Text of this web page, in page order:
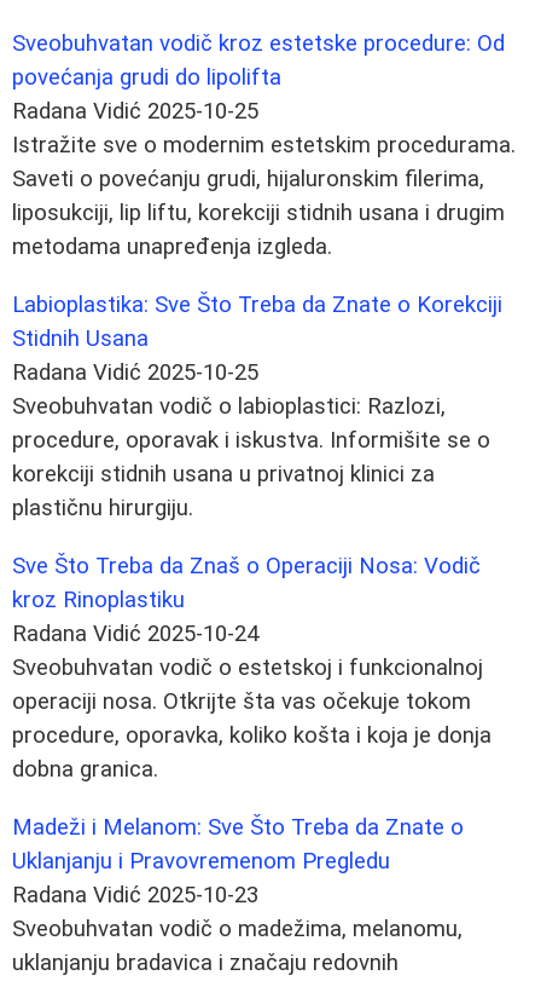
Sveobuhvatan vodič kroz estetske procedure: Od
povećanja grudi do lipolifta
Radana Vidić 2025-10-25
Istražite sve o modernim estetskim procedurama.
Saveti o povećanju grudi, hijaluronskim filerima,
liposukciji, lip liftu, korekciji stidnih usana i drugim
metodama unapređenja izgleda.
Labioplastika: Sve Što Treba da Znate o Korekciji
Stidnih Usana
Radana Vidić 2025-10-25
Sveobuhvatan vodič o labioplastici: Razlozi,
procedure, oporavak i iskustva. Informišite se o
korekciji stidnih usana u privatnoj klinici za
plastičnu hirurgiju.
Sve Što Treba da Znaš o Operaciji Nosa: Vodič
kroz Rinoplastiku
Radana Vidić 2025-10-24
Sveobuhvatan vodič o estetskoj i funkcionalnoj
operaciji nosa. Otkrijte šta vas očekuje tokom
procedure, oporavka, koliko košta i koja je donja
dobna granica.
Madeži i Melanom: Sve Što Treba da Znate o
Uklanjanju i Pravovremenom Pregledu
Radana Vidić 2025-10-23
Sveobuhvatan vodič o madežima, melanomu,
uklanjanju bradavica i značaju redovnih